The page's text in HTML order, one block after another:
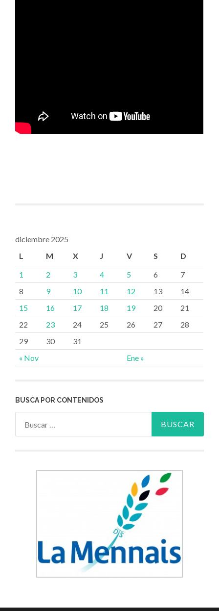
diciembre 2025
L
M X J V S D
« Nov Ene »
1 2 3 4 5 6
7
8
9 10 11 12 13
14
15
16 17 18 19 20
21
22
23 24 25 26 27
28
29
30 31
BUSCA POR CONTENIDOS